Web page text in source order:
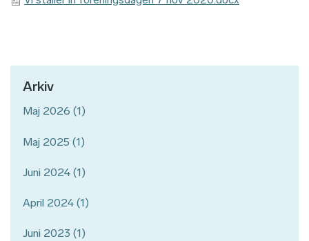
Arkiv
Maj 2026 (1)
Maj 2025 (1)
Juni 2024 (1)
April 2024 (1)
Juni 2023 (1)